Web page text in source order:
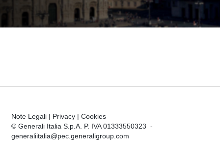
Note Legali | Privacy | Cookies
© Generali Italia S.p.A. P. IVA 01333550323 -
generaliitalia@pec.generaligroup.com